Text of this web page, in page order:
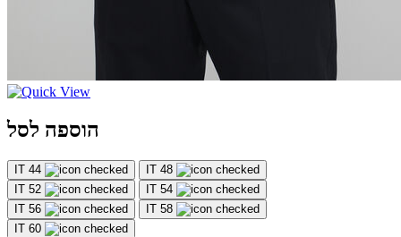
הוספה לסל
IT 44
IT 48
IT 52
IT 54
IT 56
IT 58
IT 60